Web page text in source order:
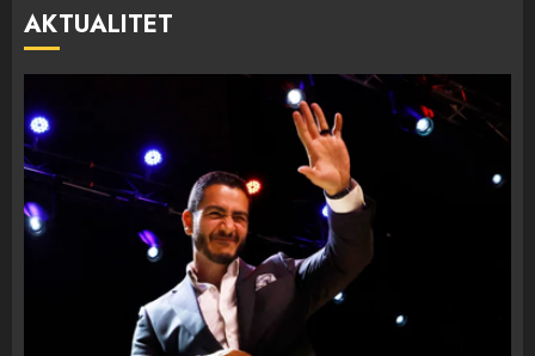
AKTUALITET